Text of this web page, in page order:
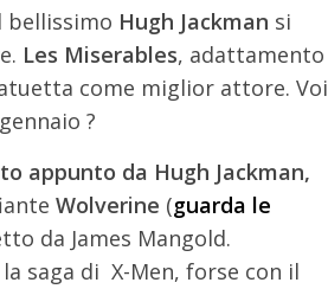
bellissimo Hugh Jackman si
Les Miserables, adattamento
come miglior attore. Voi
?
appunto da Hugh Jackman,
Wolverine (guarda le
da James Mangold.
saga di X-Men, forse con il